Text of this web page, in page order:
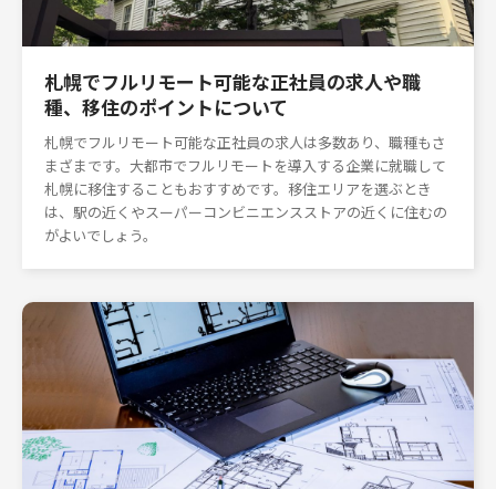
札幌でフルリモート可能な正社員の求人や職
種、移住のポイントについて
札幌でフルリモート可能な正社員の求人は多数あり、職種もさ
まざまです。大都市でフルリモートを導入する企業に就職して
札幌に移住することもおすすめです。移住エリアを選ぶとき
は、駅の近くやスーパーコンビニエンスストアの近くに住むの
がよいでしょう。